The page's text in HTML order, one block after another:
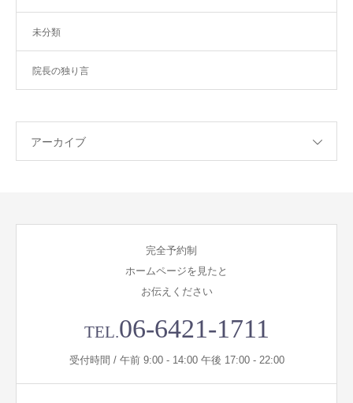
未分類
院長の独り言
アーカイブ
完全予約制
ホームページを見たと
お伝えください
TEL.06-6421-1711
受付時間 / 午前 9:00 - 14:00 午後 17:00 - 22:00